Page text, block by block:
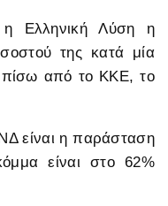
η Ελληνική Λύση η
της κατά μία
από το ΚΚΕ, το
είναι η παράσταση
είναι στο 62%